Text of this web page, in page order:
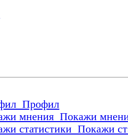
Профил
Покажи
Покажи